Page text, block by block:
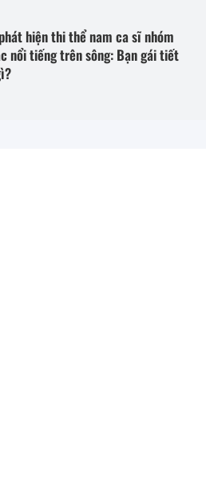
hiện thi thể nam ca sĩ nhóm
nổi tiếng trên sông: Bạn gái tiết